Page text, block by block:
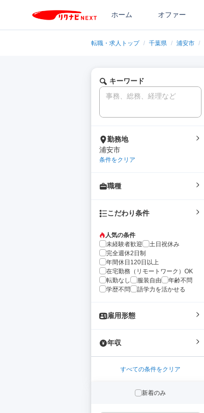
ホーム オファー
転職・求人トップ / 千葉県 / 浦安市 /
キーワード
勤務地
浦安市
条件をクリア
職種
こだわり条件
人気の条件
未経験者歓迎
土日祝休み
完全週休2日制
年間休日120日以上
在宅勤務（リモートワーク）OK
転勤なし
服装自由
年齢不問
学歴不問
語学力を活かせる
雇用形態
年収
すべての条件をクリア
新着のみ